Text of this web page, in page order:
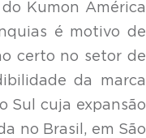
Kumon América
é motivo de
certo no setor de
da marca
Sul cuja expansão
no Brasil, em São